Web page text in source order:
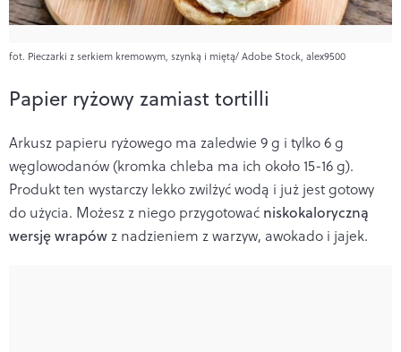
fot. Pieczarki z serkiem kremowym, szynką i miętą/ Adobe Stock, alex9500
Papier ryżowy zamiast tortilli
Arkusz papieru ryżowego ma zaledwie 9 g i tylko 6 g
węglowodanów (kromka chleba ma ich około 15-16 g).
Produkt ten wystarczy lekko zwilżyć wodą i już jest gotowy
do użycia. Możesz z niego przygotować niskokaloryczną
wersję wrapówz nadzieniem z warzyw, awokado i jajek.